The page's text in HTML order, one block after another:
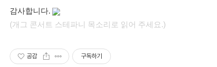
감사합니다.
(개그 콘서트 스테파니 목소리로 읽어 주세요.)
공감 구독하기